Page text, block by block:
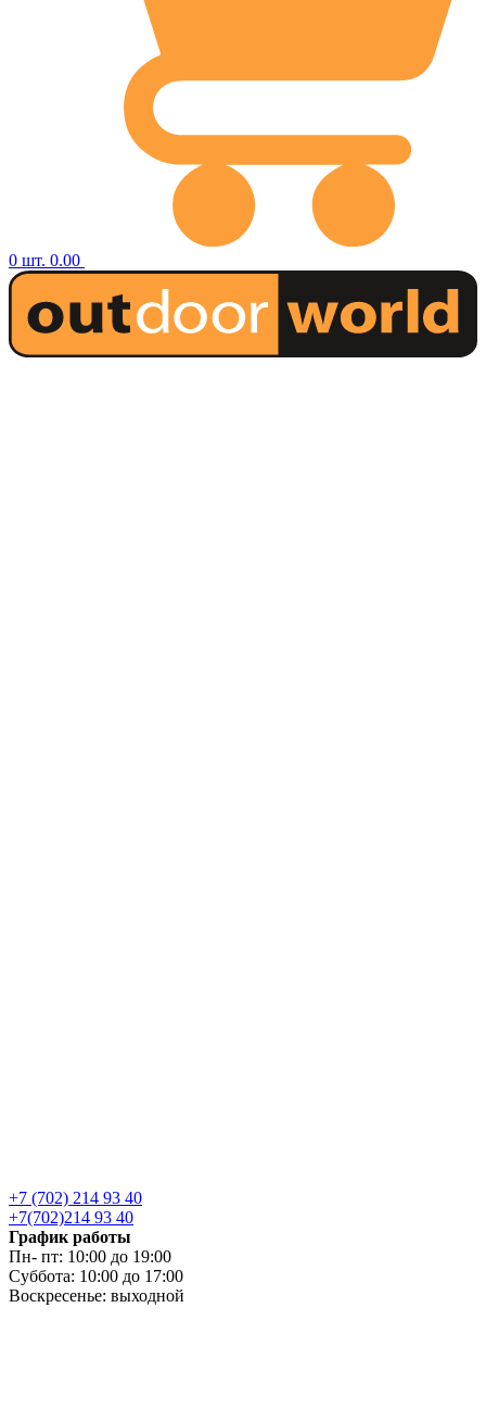
0 шт. 0.00
+7 (702) 214 93 40
+7(702)214 93 40
График работы
Пн- пт: 10:00 до 19:00
Суббота: 10:00 до 17:00
Воскресенье: выходной